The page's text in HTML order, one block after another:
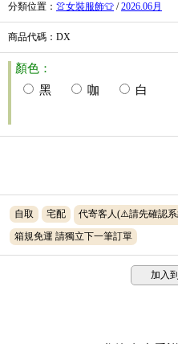
分類位置 ： 👚女裝服飾👕 /2026.06月
商品代碼 ：DX
顏色：
黑
咖 白
自取 宅配
代寄客人(⚠️請先確認
箱規免運 請獨立下一筆訂單
加入